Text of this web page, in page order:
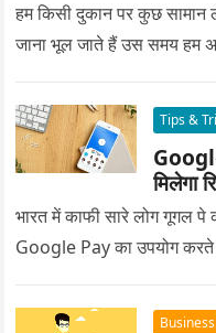
हम किसी दुकान पर कुछ
जाना भूल जाते हैं उस समय हम
Tips &
मिलेगा
भारत में काफी सारे लोग गूगल
Google Pay का उपयोग